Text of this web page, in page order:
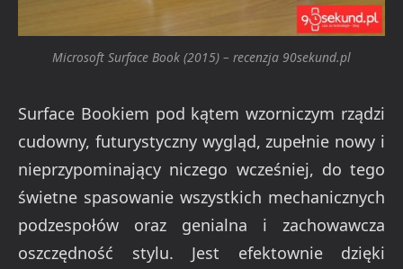
Microsoft Surface Book (2015) – recenzja 90sekund.pl
Surface Bookiem pod kątem wzorniczym rządzi
cudowny, futurystyczny wygląd, zupełnie nowy i
nieprzypominający niczego wcześniej, do tego
świetne spasowanie wszystkich mechanicznych
podzespołów oraz genialna i zachowawcza
oszczędność stylu. Jest efektownie dzięki